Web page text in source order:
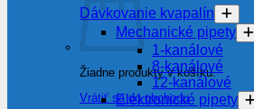
Žiadne produkty v košíku.
Vrátiť sa do obchodu
Dávkovanie kvapalín
Mechanické pipety
1-kanálové
8-kanálové
12-kanálové
Elektronické pipety